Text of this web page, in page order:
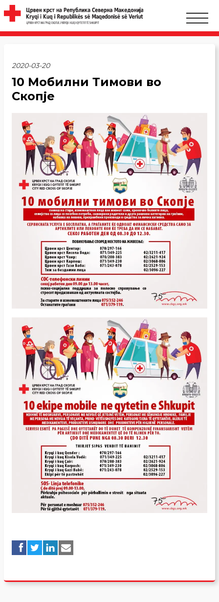
2020-03-20
10 Мобилни Тимови во
Скопје